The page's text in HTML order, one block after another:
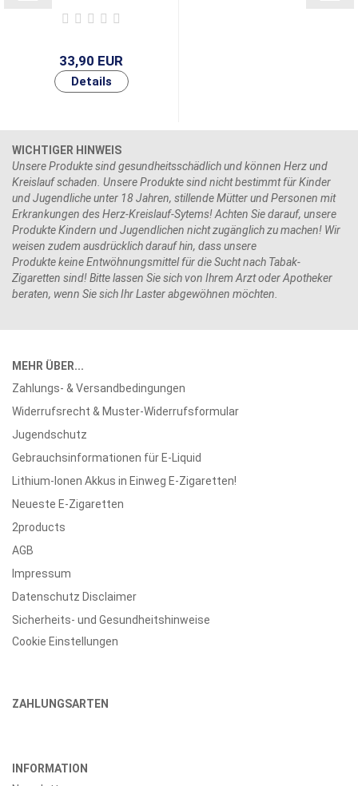
33,90 EUR
WICHTIGER HINWEIS
Unsere Produkte sind gesundheitsschädlich und können Herz und
Kreislauf schaden. Unsere Produkte sind nicht bestimmt für Kinder
und Jugendliche unter 18 Jahren, stillende Mütter und Personen mit
Erkrankungen des Herz-Kreislauf-Sytems! Achten Sie darauf, unsere
Produkte Kindern und Jugendlichen nicht zugänglich zu machen! Wir
weisen zudem ausdrücklich darauf hin, dass unsere
Produkte keine Entwöhnungsmittel für die Sucht nach Tabak-
Zigaretten sind! Bitte lassen Sie sich von Ihrem Arzt oder Apotheker
beraten, wenn Sie sich Ihr Laster abgewöhnen möchten.
MEHR ÜBER...
Zahlungs- & Versandbedingungen
Widerrufsrecht & Muster-Widerrufsformular
Jugendschutz
Gebrauchsinformationen für E-Liquid
Lithium-Ionen Akkus in Einweg E-Zigaretten!
Neueste E-Zigaretten
2products
AGB
Impressum
Datenschutz Disclaimer
Sicherheits- und Gesundheitshinweise
Cookie Einstellungen
ZAHLUNGSARTEN
INFORMATION